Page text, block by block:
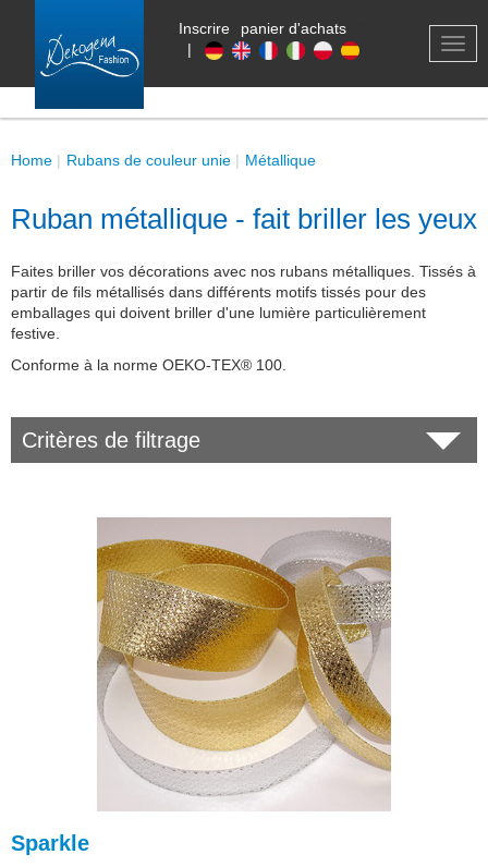
Inscrire
panier d'achats
|
Home Rubans de couleur unie Métallique
Ruban métallique - fait briller les yeux
Faites briller vos décorations avec nos rubans métalliques. Tissés à
partir de fils métallisés dans différents motifs tissés pour des
emballages qui doivent briller d'une lumière particulièrement
festive.
Conforme à la norme OEKO-TEX® 100.
Critères de filtrage
Sparkle